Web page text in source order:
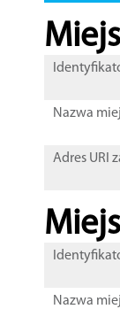
Nazwa
Adres URI
Nazwa